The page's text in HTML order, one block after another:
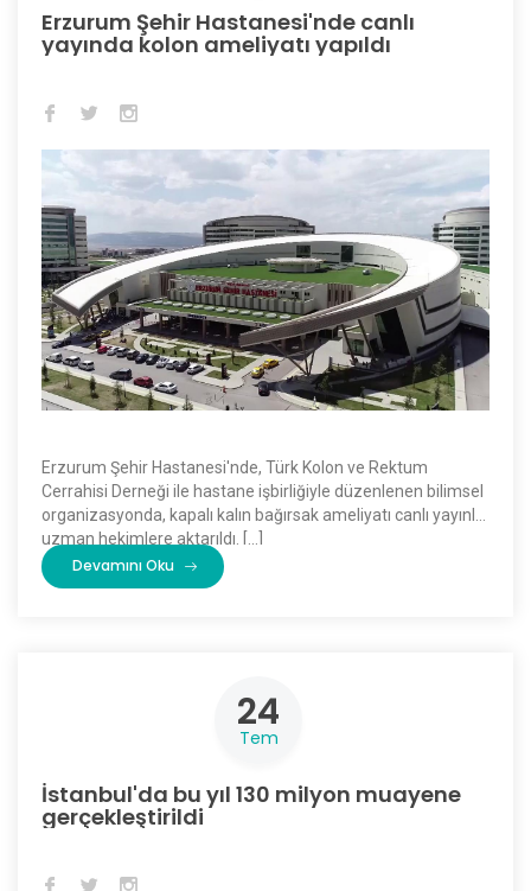
Erzurum Şehir Hastanesi'nde canlı
yayında kolon ameliyatı yapıldı
Erzurum Şehir Hastanesi'nde, Türk Kolon ve Rektum
Cerrahisi Derneği ile hastane işbirliğiyle düzenlenen bilimsel
organizasyonda, kapalı kalın bağırsak ameliyatı canlı yayınla
uzman hekimlere aktarıldı. […]
Devamını Oku
24
Tem
İstanbul'da bu yıl 130 milyon muayene
gerçekleştirildi